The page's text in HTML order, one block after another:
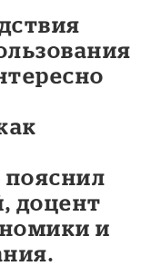
пояснил
доцент
и